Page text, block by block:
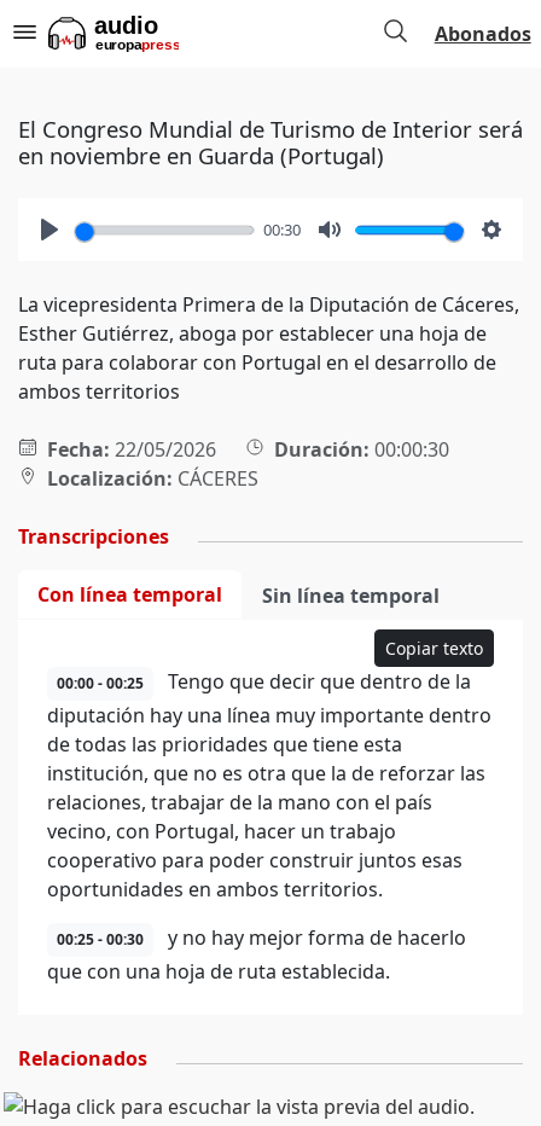
Abonados
El Congreso Mundial de Turismo de Interior será
en noviembre en Guarda (Portugal)
00:30
La vicepresidenta Primera de la Diputación de Cáceres,
Esther Gutiérrez, aboga por establecer una hoja de
ruta para colaborar con Portugal en el desarrollo de
ambos territorios
Fecha: 22/05/2026 Duración: 00:00:30
Localización: CÁCERES
Transcripciones
Con línea temporal Sin línea temporal
Copiar texto
00:00 - 00:25
Tengo que decir que dentro de la
diputación hay una línea muy importante dentro
de todas las prioridades que tiene esta
institución, que no es otra que la de reforzar las
relaciones, trabajar de la mano con el país
vecino, con Portugal, hacer un trabajo
cooperativo para poder construir juntos esas
oportunidades en ambos territorios.
00:25 - 00:30
y no hay mejor forma de hacerlo
que con una hoja de ruta establecida.
Relacionados